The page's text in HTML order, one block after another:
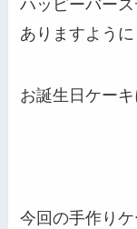
ハッピーバー
ありますように
お誕生日ケー
今回の手作り